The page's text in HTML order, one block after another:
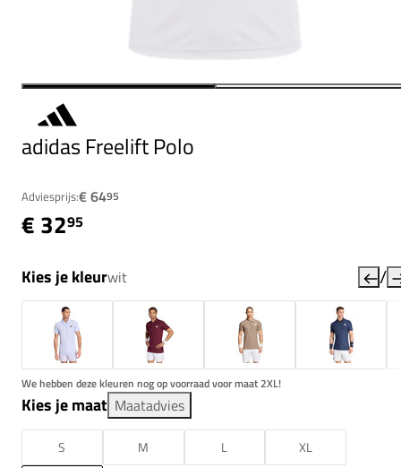
adidas Freelift Polo
Adviesprijs:€ 6495
€ 3295
Kies je kleurwit /
We hebben deze kleuren nog op voorraad voor maat 2XL!
Kies je maat Maatadvies
S M L
XL